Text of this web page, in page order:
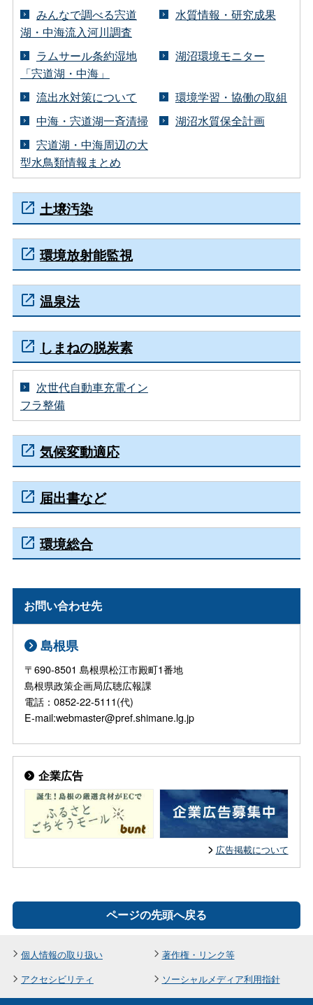
みんなで調べる宍道
湖・中海流入河川調査
水質情報・研究成果
ラムサール条約湿地
「宍道湖・中海」
湖沼環境モニター
流出水対策について
環境学習・協働の取組
中海・宍道湖一斉清掃
湖沼水質保全計画
宍道湖・中海周辺の大
型水鳥類情報まとめ
土壌汚染
環境放射能監視
温泉法
しまねの脱炭素
次世代自動車充電イン
フラ整備
気候変動適応
届出書など
環境総合
お問い合わせ先
島根県
〒690-8501 島根県松江市殿町1番地
島根県政策企画局広聴広報課
電話：0852-22-5111(代)
E-mail:webmaster@pref.shimane.lg.jp
企業広告
広告掲載について
ページの先頭へ戻る
個人情報の取り扱い
著作権・リンク等
アクセシビリティ
ソーシャルメディア利用指針